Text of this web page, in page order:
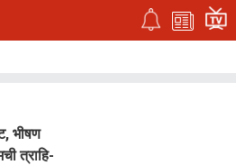
भीषण
त्राहि-